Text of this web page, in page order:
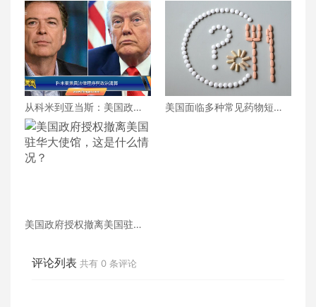
从科米到亚当斯：美国政坛
陷入报复的恶性循环
美国面临多种常见药物短
美国政府授权撤离美国驻华
评论列表 共有 0 条评论